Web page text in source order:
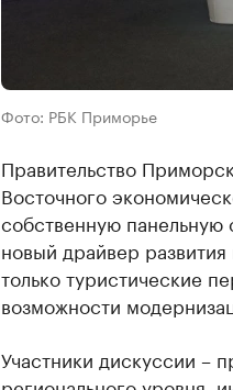
Фото: РБК Приморье
Правительство
Восточного
собственную панельную
новый драйвер
только туристические
возможности
Участники дискуссии –